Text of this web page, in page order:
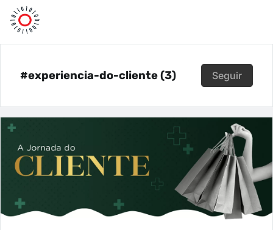
#experiencia-do-cliente (3) Seguir